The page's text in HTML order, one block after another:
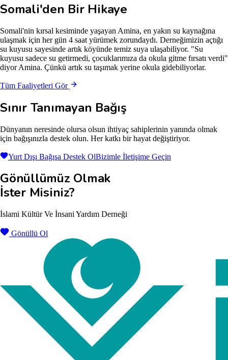
Somali'den Bir Hikaye
Somali'nin kırsal kesiminde yaşayan Amina, en yakın su kaynağına
ulaşmak için her gün 4 saat yürümek zorundaydı. Derneğimizin açtığı
su kuyusu sayesinde artık köyünde temiz suya ulaşabiliyor. "Su
kuyusu sadece su getirmedi, çocuklarımıza da okula gitme fırsatı verdi"
diyor Amina. Çünkü artık su taşımak yerine okula gidebiliyorlar.
Tüm Faaliyetleri Gör
Sınır Tanımayan Bağış
Dünyanın neresinde olursa olsun ihtiyaç sahiplerinin yanında olmak
için bağışınızla destek olun. Her katkı bir hayat değiştiriyor.
Yurt Dışı Bağışa Destek OlBizimle İletişime Geçin
Gönüllümüz Olmak
İster Misiniz?
İslami Kültür Ve İnsani Yardım Derneği
Gönüllü Ol